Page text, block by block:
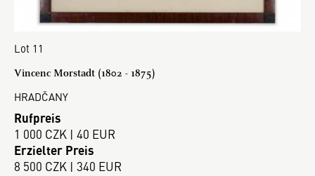
Lot 11
Vincenc Morstadt (1802 - 1875)
HRADČANY
Rufpreis
1 000 CZK | 40 EUR
Erzielter Preis
8 500 CZK | 340 EUR